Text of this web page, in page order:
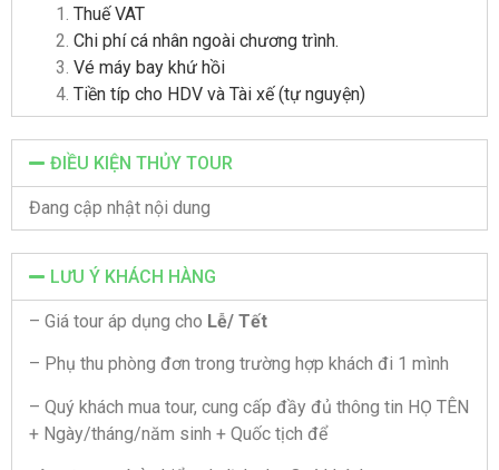
Thuế VAT
Chi phí cá nhân ngoài chương trình.
Vé máy bay khứ hồi
Tiền típ cho HDV và Tài xế (tự nguyện)
ĐIỀU KIỆN THỦY TOUR
Đang cập nhật nội dung
LƯU Ý KHÁCH HÀNG
– Giá tour áp dụng cho Lễ/ Tết
– Phụ thu phòng đơn trong trường hợp khách đi 1 mình
– Quý khách mua tour, cung cấp đầy đủ thông tin HỌ TÊN
+ Ngày/tháng/năm sinh + Quốc tịch để